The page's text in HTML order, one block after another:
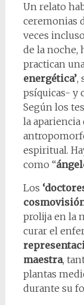
Un relato
ceremonias
veces
de la noche,
practican
energética’,
psíquicas- y
Según los
la apariencia
espiritual.
como “
Los
prolija en la
curar el
maestra,
plantas
durante su